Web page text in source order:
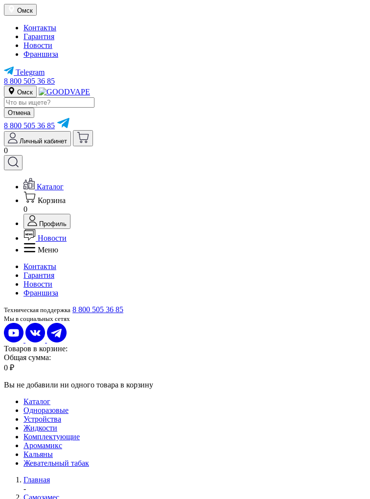
Омск
Контакты
Гарантия
Новости
Франшиза
Telegram
8 800 505 36 85
Омск
Отмена
8 800 505 36 85
Личный кабинет
0
Каталог
Корзина
0
Профиль
Новости
Меню
Контакты
Гарантия
Новости
Франшиза
Техническая поддержка 8 800 505 36 85
Мы в социальных сетях
Товаров в корзине:
Общая сумма:
0 ₽
Вы не добавили ни одного товара в корзину
Каталог
Одноразовые
Устройства
Жидкости
Комплектующие
Аромамикс
Кальяны
Жевательный табак
Главная
-
Самозамес